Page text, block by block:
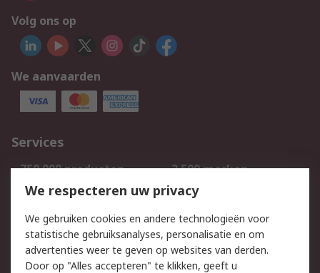
Volg ons op
We aanvaarden
Services
750.000 producten
2.500 merken
Bestellen
Inkoopoplossingen
Track & Trace
Wettelijk
We respecteren uw privacy
We gebruiken cookies en andere technologieën voor
statistische gebruiksanalyses, personalisatie en om
advertenties weer te geven op websites van derden.
Door op "Alles accepteren" te klikken, geeft u